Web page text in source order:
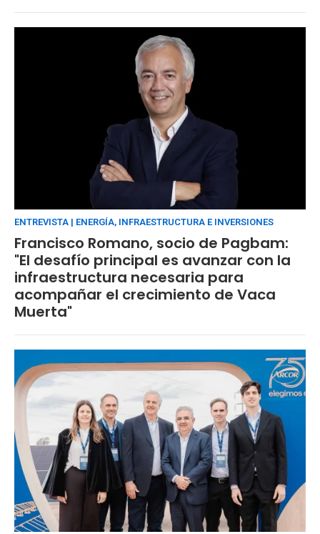
ENTREVISTA | ENERGÍA, INFRAESTRUCTURA E INVERSIONES
Francisco Romano, socio de Pagbam:
"El desafío principal es avanzar con la
infraestructura necesaria para
acompañar el crecimiento de Vaca
Muerta"